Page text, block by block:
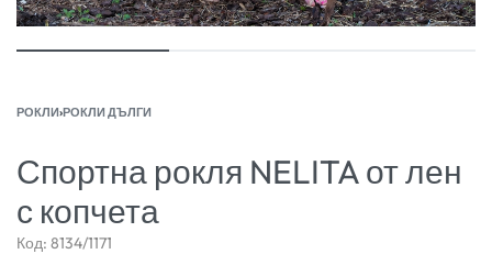
РОКЛИ›РОКЛИ ДЪЛГИ
Спортна рокля NELITA от лен
с копчета
Код: 8134/1171